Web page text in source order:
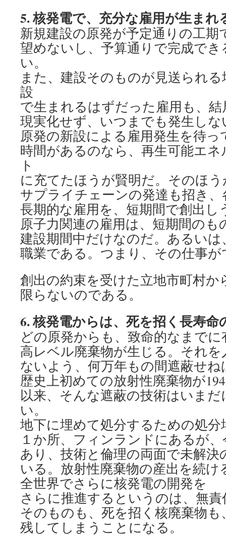
5.核発電で、充分な雇用が生ま
新規建設の原発が予定通りの工
望めないし、予算通りで完成で
い。
また、建設そのものが見送られ
設
で生まれるはずだった雇用も、
現実化せず、いつまでも発生し
原発の新設による雇用発生を待
時間があるのなら、再生可能エ
ト
に充てたほうが賢明だ。そのほ
サプライチェーンの発達も招き
長期的な雇用を、短期間で創出し
原子力関連の雇用は、短期間の
建設期間中だけなのだ。あるいは
職業である。つまり、その仕事
創出の約束を受けた立地市町村
限らないのである。
6.核発電からは、死を招く長寿命
どの原発からも、致命的なまで
高レベル廃棄物が生じる。それ
ないよう、何万年もの間遮蔽せ
歴史上初めての放射性廃棄物が
以来、そんな遮蔽の技術はいま
い。
地下に埋めて処分するための処
１か所、フィンランドにあるが
あり、技術と倫理の両面で未解
いる。放射性廃棄物の産出を続
全世界でさらに核発電の開発を
さらに推進するというのは、無
そのものも、死を招く核廃棄物も
残してしまうことになる。